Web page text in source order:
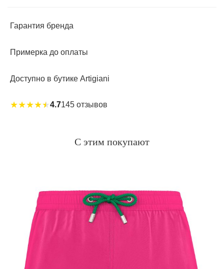
Гарантия бренда
Примерка до оплаты
Доступно в бутике Artigiani
★★★★★4.7145 отзывов
С этим покупают